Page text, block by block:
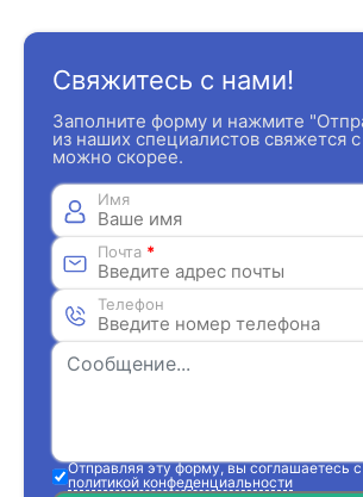
Свяжитесь с нами!
Заполните форму и нажмите
из наших специалистов свяжется
можно скорее.
Имя
Почта *
Телефон
Отправляя эту форму, вы соглашаетесь с
политикой конфеденциальности